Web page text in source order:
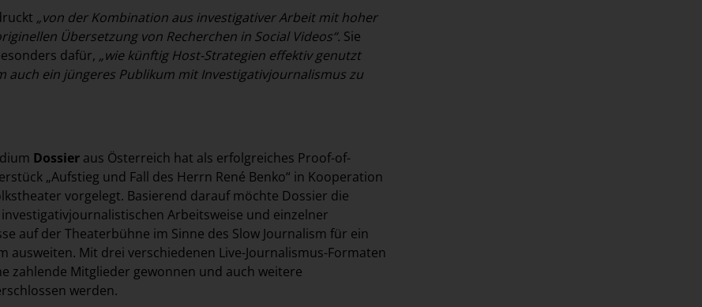
„von der Kombination aus investigativer Arbeit mit hoher
Übersetzung von Recherchen in Social Videos“. Sie
dafür, „wie künftig Host-Strategien effektiv genutzt
auch ein jüngeres Publikum mit Investigativjournalismus zu
Dossier aus Österreich hat als erfolgreiches Proof-of-
„Aufstieg und Fall des Herrn René Benko“ in Kooperation
vorgelegt. Basierend darauf möchte Dossier die
Arbeitsweise und einzelner
auf der Theaterbühne im Sinne des Slow Journalism für ein
ausweiten. Mit drei verschiedenen Live-Journalismus-Formaten
zahlende Mitglieder gewonnen und auch weitere
werden.